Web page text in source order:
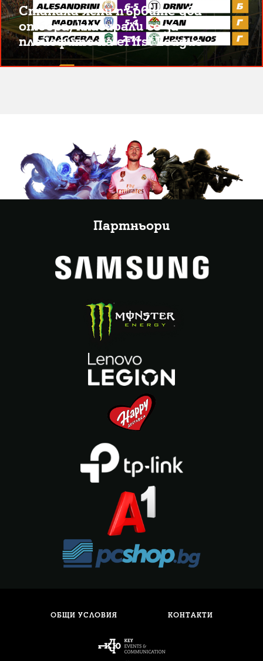
Станаха ясни първите два
отбора, класирали се за
плейофите на eFirst League
Партньори
ОБЩИ УСЛОВИЯ КОНТАКТИ